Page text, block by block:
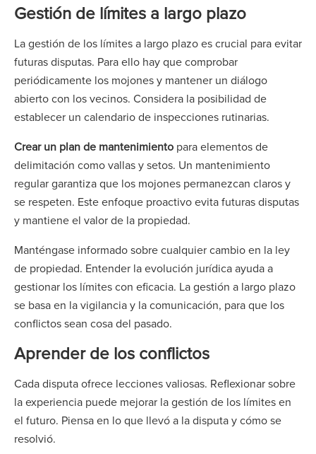
Gestión de límites a largo plazo
La gestión de los límites a largo plazo es crucial para evitar
futuras disputas. Para ello hay que comprobar
periódicamente los mojones y mantener un diálogo
abierto con los vecinos. Considera la posibilidad de
establecer un calendario de inspecciones rutinarias.
Crear un plan de mantenimiento para elementos de
delimitación como vallas y setos. Un mantenimiento
regular garantiza que los mojones permanezcan claros y
se respeten. Este enfoque proactivo evita futuras disputas
y mantiene el valor de la propiedad.
Manténgase informado sobre cualquier cambio en la ley
de propiedad. Entender la evolución jurídica ayuda a
gestionar los límites con eficacia. La gestión a largo plazo
se basa en la vigilancia y la comunicación, para que los
conflictos sean cosa del pasado.
Aprender de los conflictos
Cada disputa ofrece lecciones valiosas. Reflexionar sobre
la experiencia puede mejorar la gestión de los límites en
el futuro. Piensa en lo que llevó a la disputa y cómo se
resolvió.